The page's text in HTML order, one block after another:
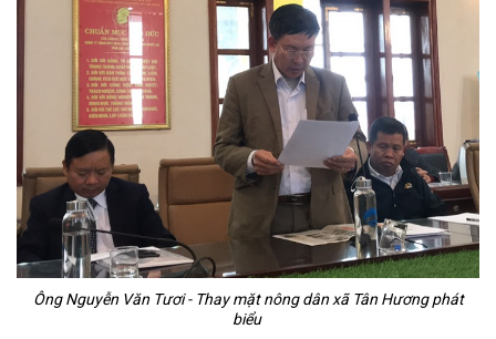
Ông Nguyễn Văn Tươi - Thay mặt nông dân xã Tân Hương phát
biểu